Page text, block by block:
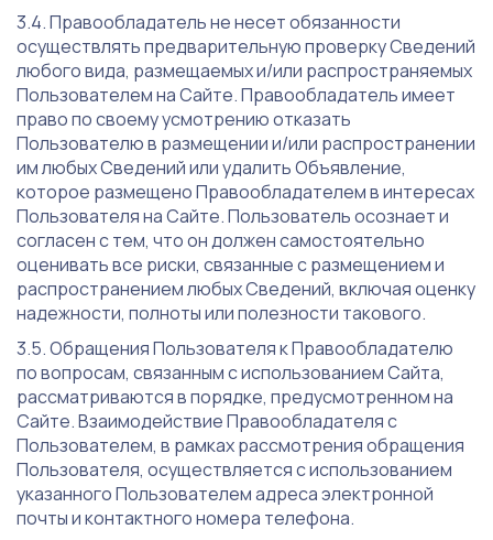
Правообладатель не несет обязанности
осуществлять предварительную проверку Сведений
любого вида, размещаемых и/или распространяемых
Пользователем на Сайте. Правообладатель имеет
право по своему усмотрению отказать
Пользователю в размещении и/или распространении
им любых Сведений или удалить Объявление,
которое размещено Правообладателем в интересах
Пользователя на Сайте. Пользователь осознает и
согласен с тем, что он должен самостоятельно
оценивать все риски, связанные с размещением и
распространением любых Сведений, включая оценку
надежности, полноты или полезности такового.
Обращения Пользователя к Правообладателю
по вопросам, связанным с использованием Сайта,
рассматриваются в порядке, предусмотренном на
Сайте. Взаимодействие Правообладателя с
Пользователем, в рамках рассмотрения обращения
Пользователя, осуществляется с использованием
указанного Пользователем адреса электронной
почты и контактного номера телефона.